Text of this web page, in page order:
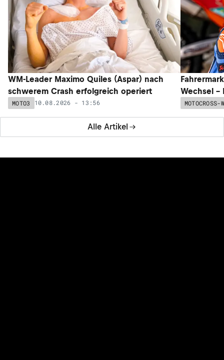
Alle Artikel
WM-Leader Maximo Quiles (Aspar) nach
schwerem Crash erfolgreich operiert
MOTO3 10.08.2026 - 13:56
Wechsel –
MOTOCROSS-